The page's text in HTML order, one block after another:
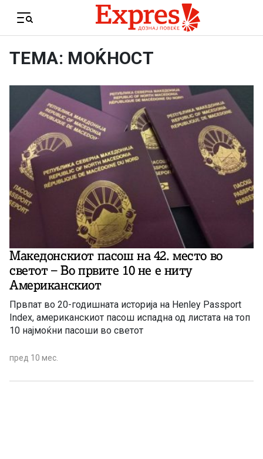
Menu
ТЕМА: МОЌНОСТ
Македонскиот пасош на 42. место во
светот – Во првите 10 не е ниту
Американскиот
Првпат во 20-годишната историја на Henley Passport
Index, американскиот пасош испадна од листата на топ
10 најмоќни пасоши во светот
пред 10 мес.